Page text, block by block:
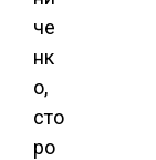
че
нк
о,
сто
ро